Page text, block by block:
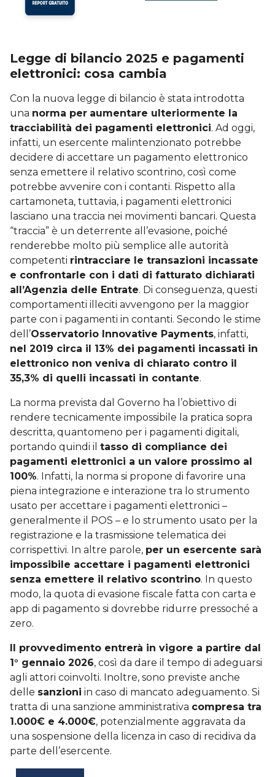
Legge di bilancio 2025 e pagamenti
elettronici: cosa cambia
Con la nuova legge di bilancio è stata introdotta
una norma per aumentare ulteriormente la
tracciabilità dei pagamenti elettronici. Ad oggi,
infatti, un esercente malintenzionato potrebbe
decidere di accettare un pagamento elettronico
senza emettere il relativo scontrino, così come
potrebbe avvenire con i contanti. Rispetto alla
cartamoneta, tuttavia, i pagamenti elettronici
lasciano una traccia nei movimenti bancari. Questa
“traccia” è un deterrente all’evasione, poiché
renderebbe molto più semplice alle autorità
competenti rintracciare le transazioni incassate
e confrontarle con i dati di fatturato dichiarati
all’Agenzia delle Entrate. Di conseguenza, questi
comportamenti illeciti avvengono per la maggior
parte con i pagamenti in contanti. Secondo le stime
dell’Osservatorio Innovative Payments, infatti,
nel 2019 circa il 13% dei pagamenti incassati in
elettronico non veniva di chiarato contro il
35,3% di quelli incassati in contante.
La norma prevista dal Governo ha l’obiettivo di
rendere tecnicamente impossibile la pratica sopra
descritta, quantomeno per i pagamenti digitali,
portando quindi il tasso di compliance dei
pagamenti elettronici a un valore prossimo al
100%. Infatti, la norma si propone di favorire una
piena integrazione e interazione tra lo strumento
usato per accettare i pagamenti elettronici –
generalmente il POS – e lo strumento usato per la
registrazione e la trasmissione telematica dei
corrispettivi. In altre parole, per un esercente sarà
impossibile accettare i pagamenti elettronici
senza emettere il relativo scontrino. In questo
modo, la quota di evasione fiscale fatta con carta e
app di pagamento si dovrebbe ridurre pressoché a
zero.
Il provvedimento entrerà in vigore a partire dal
1° gennaio 2026, così da dare il tempo di adeguarsi
agli attori coinvolti. Inoltre, sono previste anche
delle sanzioni in caso di mancato adeguamento. Si
tratta di una sanzione amministrativa compresa tra
1.000€ e 4.000€, potenzialmente aggravata da
una sospensione della licenza in caso di recidiva da
parte dell’esercente.